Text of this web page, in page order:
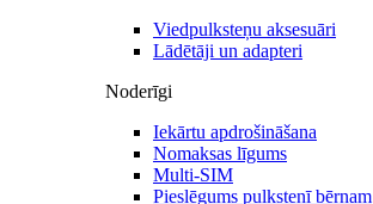
Viedpulksteņu aksesuāri
Lādētāji un adapteri
Noderīgi
Iekārtu apdrošināšana
Nomaksas līgums
Multi-SIM
Pieslēgums pulkstenī bērnam